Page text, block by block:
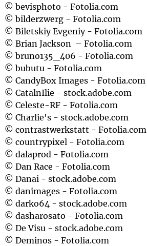
© bevisphoto - Fotolia.com
© bilderzwerg - Fotolia.com
© Biletskiy Evgeniy - Fotolia.com
© Brian Jackson – Fotolia.com
© bruno135_406 - Fotolia.com
© bubutu - Fotolia.com
© CandyBox Images - Fotolia.com
© CatalnIlie - stock.adobe.com
© Celeste-RF - Fotolia.com
© Charlie's - stock.adobe.com
© contrastwerkstatt - Fotolia.com
© countrypixel - Fotolia.com
© dalaprod - Fotolia.com
© Dan Race - Fotolia.com
© Danai - stock.adobe.com
© danimages - Fotolia.com
© darko64 - stock.adobe.com
© dasharosato - Fotolia.com
© De Visu - stock.adobe.com
© Deminos - Fotolia.com